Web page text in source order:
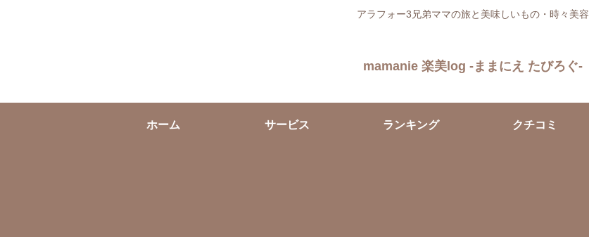
アラフォー3兄弟ママの旅と美味しいもの・時々美容
mamanie 楽美log -ままにえ たびろぐ-
ホーム サービス ランキング クチコミ